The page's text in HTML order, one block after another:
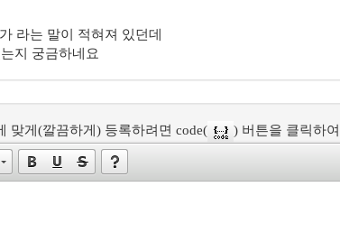
라는 말이 적혀져 있던데
지 궁금하네요
맞게(깔끔하게) 등록하려면 code( ) 버튼을 클릭하